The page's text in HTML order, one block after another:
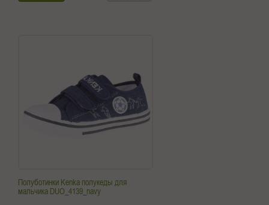
Полуботинки Kenka полукеды для
мальчика DUO_4139_navy